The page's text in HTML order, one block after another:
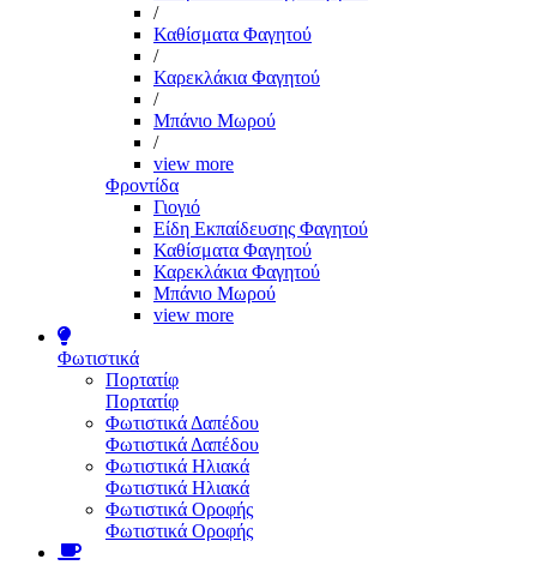
/
Καθίσματα Φαγητού
/
Καρεκλάκια Φαγητού
/
Μπάνιο Μωρού
/
view more
Φροντίδα
Γιογιό
Είδη Εκπαίδευσης Φαγητού
Καθίσματα Φαγητού
Καρεκλάκια Φαγητού
Μπάνιο Μωρού
view more
Φωτιστικά
Πορτατίφ
Πορτατίφ
Φωτιστικά Δαπέδου
Φωτιστικά Δαπέδου
Φωτιστικά Ηλιακά
Φωτιστικά Ηλιακά
Φωτιστικά Οροφής
Φωτιστικά Οροφής